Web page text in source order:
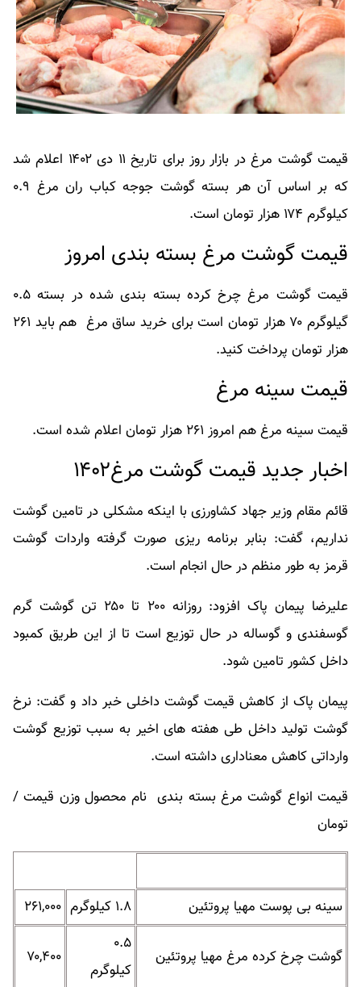
قیمت گوشت مرغ در بازار روز برای تاریخ ۱۱ دی ۱۴۰۲ اعلام شد
که بر اساس آن هر بسته گوشت جوجه کباب ران مرغ ۰.۹
کیلوگرم ۱۷۴ هزار تومان است.
قیمت گوشت مرغ بسته بندی امروز
قیمت گوشت مرغ چرخ کرده بسته بندی شده در بسته ۰.۵
گیلوگرم ۷۰ هزار تومان است برای خرید ساق مرغ هم باید ۲۶۱
هزار تومان پرداخت کنید.
قیمت سینه مرغ
قیمت سینه مرغ هم امروز ۲۶۱ هزار تومان اعلام شده است.
اخبار جدید قیمت گوشت مرغ۱۴۰۲
قائم مقام وزیر جهاد کشاورزی با اینکه مشکلی در تامین گوشت
نداریم، گفت: بنابر برنامه ریزی صورت گرفته واردات گوشت
قرمز به طور منظم در حال انجام است.
علیرضا پیمان پاک افزود: روزانه ۲۰۰ تا ۲۵۰ تن گوشت گرم
گوسفندی و گوساله در حال توزیع است تا از این طریق کمبود
داخل کشور تامین شود.
پیمان پاک از کاهش قیمت گوشت داخلی خبر داد و گفت: نرخ
گوشت تولید داخل طی هفته های اخیر به سبب توزیع گوشت
وارداتی کاهش معناداری داشته است.
قیمت انواع گوشت مرغ بسته بندی نام محصول وزن قیمت /
تومان
سینه بی پوست مهیا پروتئین ۱.۸ کیلوگرم ۲۶۱,۰۰۰
گوشت چرخ کرده مرغ مهیا پروتئین
۰.۵
کیلوگرم
۷۰,۴۰۰